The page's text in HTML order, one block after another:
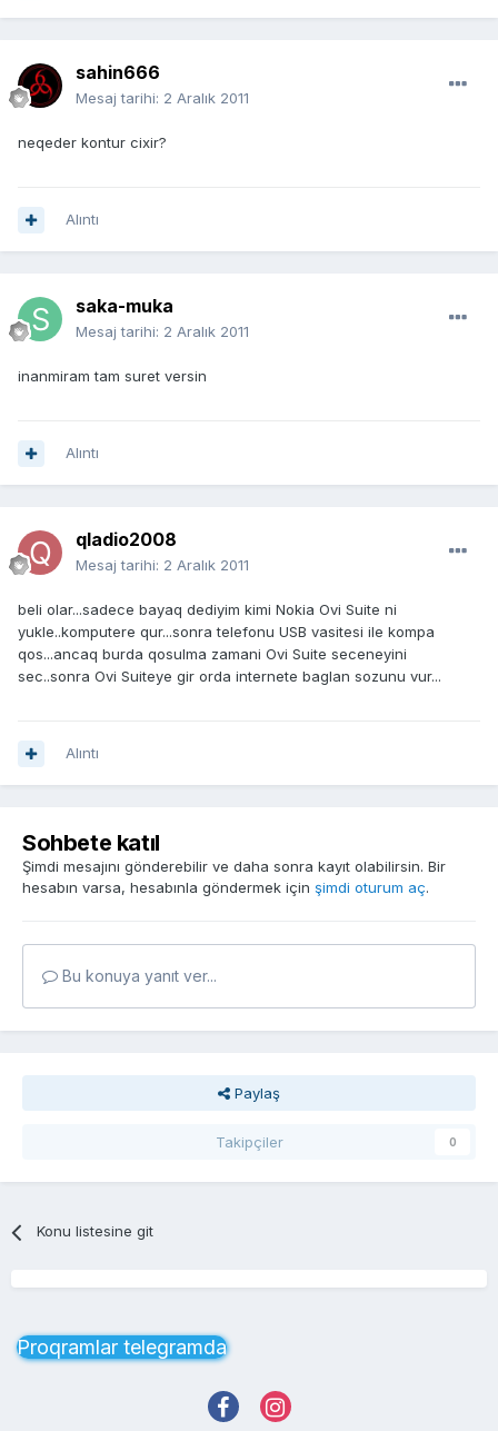
sahin666
Mesaj tarihi: 2 Aralık 2011
neqeder kontur cixir?
Alıntı
saka-muka
Mesaj tarihi: 2 Aralık 2011
inanmiram tam suret versin
Alıntı
qladio2008
Mesaj tarihi: 2 Aralık 2011
beli olar...sadece bayaq dediyim kimi Nokia Ovi Suite ni
yukle..komputere qur...sonra telefonu USB vasitesi ile kompa
qos...ancaq burda qosulma zamani Ovi Suite seceneyini
sec..sonra Ovi Suiteye gir orda internete baglan sozunu vur...
Alıntı
Sohbete katıl
Şimdi mesajını gönderebilir ve daha sonra kayıt olabilirsin. Bir
hesabın varsa, hesabınla göndermek için şimdi oturum aç.
Bu konuya yanıt ver...
Paylaş
Takipçiler 0
Konu listesine git
Proqramlar telegramda